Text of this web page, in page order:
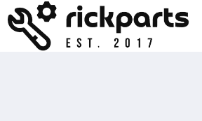
naar
de
inhoud